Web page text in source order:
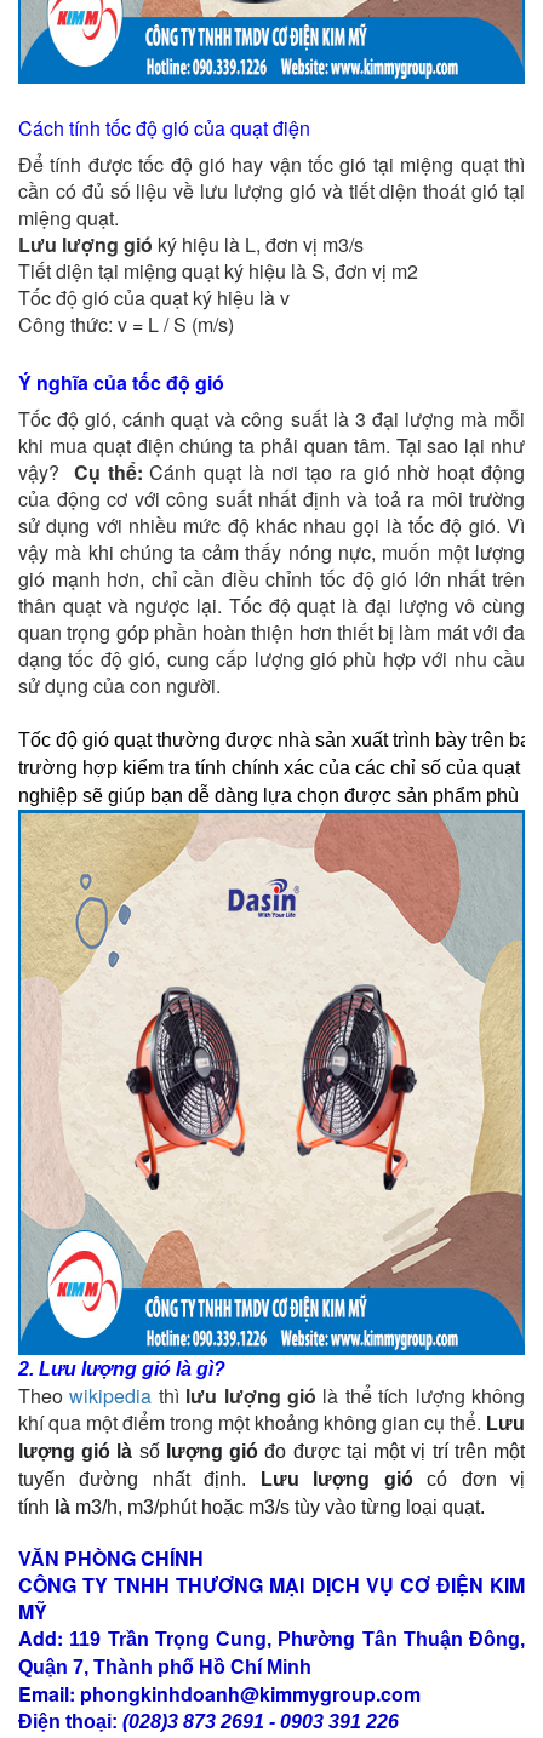
Cách tính tốc độ gió của quạt điện
Để tính được tốc độ gió hay vận tốc gió tại miệng quạt thì
cần có đủ số liệu về lưu lượng gió và tiết diện thoát gió tại
miệng quạt.
Lưu lượng gió ký hiệu là L, đơn vị m3/s
Tiết diện tại miệng quạt ký hiệu là S, đơn vị m2
Tốc độ gió của quạt ký hiệu là v
Công thức: v = L / S (m/s)
Ý nghĩa của tốc độ gió
Tốc độ gió, cánh quạt và công suất là 3 đại lượng mà mỗi
khi mua quạt điện chúng ta phải quan tâm. Tại sao lại như
vậy? Cụ thể: Cánh quạt là nơi tạo ra gió nhờ hoạt động
của động cơ với công suất nhất định và toả ra môi trường
sử dụng với nhiều mức độ khác nhau gọi là tốc độ gió. Vì
vậy mà khi chúng ta cảm thấy nóng nực, muốn một lượng
gió mạnh hơn, chỉ cần điều chỉnh tốc độ gió lớn nhất trên
thân quạt và ngược lại. Tốc độ quạt là đại lượng vô cùng
quan trọng góp phần hoàn thiện hơn thiết bị làm mát với đa
dạng tốc độ gió, cung cấp lượng gió phù hợp với nhu cầu
sử dụng của con người.
Tốc độ gió quạt thường được nhà sản xuất trình bày trên
trường hợp kiểm tra tính chính xác của các chỉ số của quạt
nghiệp sẽ giúp bạn dễ dàng lựa chọn được sản phẩm phù
2. Lưu lượng gió là gì?
Theowikipedia thì lưu lượng gió là thể tích lượng không
khí qua một điểm trong một khoảng không gian cụ thể. Lưu
lượng gió là số lượng gió đo được tại một vị trí trên một
tuyến đường nhất định.
Lưu lượng giócó đơn vị
tính là m3/h, m3/phút hoặc m3/s tùy vào từng loại quạt.
VĂN PHÒNG CHÍNH
CÔNG TY TNHH THƯƠNG MẠI DỊCH VỤ CƠ ĐIỆN KIM
MỸ
Add: 119 Trần Trọng Cung, Phường Tân Thuận Đông,
Quận 7, Thành phố Hồ Chí Minh
Email: phongkinhdoanh@kimmygroup.com
Điện thoại: (028)3 873 2691 - 0903 391 226